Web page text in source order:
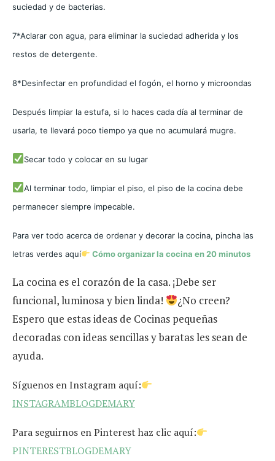
suciedad y de bacterias.
7*Aclarar con agua, para eliminar la suciedad adherida y los
restos de detergente.
8*Desinfectar en profundidad el fogón, el horno y microondas
Después limpiar la estufa, si lo haces cada día al terminar de
usarla, te llevará poco tiempo ya que no acumulará mugre.
Secar todo y colocar en su lugar
Al terminar todo, limpiar el piso, el piso de la cocina debe
permanecer siempre impecable.
Para ver todo acerca de ordenar y decorar la cocina, pincha las
letras verdes aquí Cómo organizar la cocina en 20 minutos
La cocina es el corazón de la casa. ¡Debe ser
funcional, luminosa y bien linda!
¿No creen?
Espero que estas ideas de Cocinas pequeñas
decoradas con ideas sencillas y baratas les sean de
ayuda.
Síguenos en Instagram aquí:
INSTAGRAMBLOGDEMARY
Para seguirnos en Pinterest haz clic aquí:
PINTERESTBLOGDEMARY